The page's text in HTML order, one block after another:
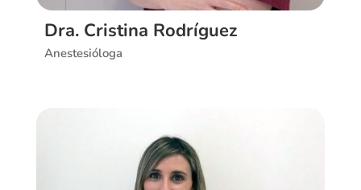
Dra. Cristina Rodríguez
Anestesióloga